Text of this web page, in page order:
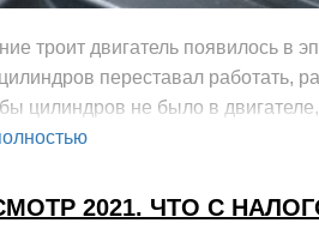
троит двигатель появилось в
переставал работать,
цилиндров не было в
2021. ЧТО С